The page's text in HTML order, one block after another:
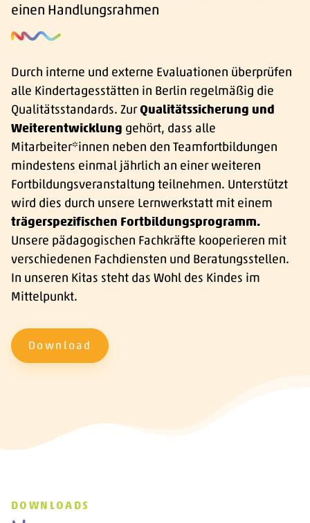
einen Handlungsrahmen
Durch interne und externe Evaluationen überprüfen
alle Kindertagesstätten in Berlin regelmäßig die
Qualitätsstandards. ZurQualitätssicherung und
Weiterentwicklung gehört, dass alle
Mitarbeiter*innen neben den Teamfortbildungen
mindestens einmal jährlich an einer weiteren
Fortbildungsveranstaltung teilnehmen. Unterstützt
wird dies durch unsere Lernwerkstatt mit einem
trägerspezifischen Fortbildungsprogramm.
Unsere pädagogischen Fachkräfte kooperieren mit
verschiedenen Fachdiensten und Beratungsstellen.
In unseren Kitas steht das Wohl des Kindes im
Mittelpunkt.
Download
DOWNLOADS